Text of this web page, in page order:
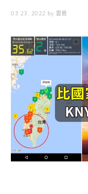
03 23, 2022 by 雲爸